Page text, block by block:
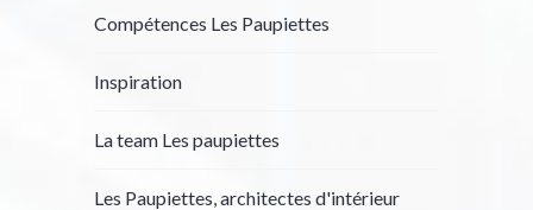
Compétences Les Paupiettes
Inspiration
La team Les paupiettes
Les Paupiettes, architectes d'intérieur